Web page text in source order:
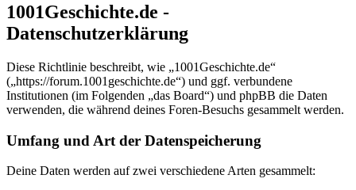
1001Geschichte.de -
Datenschutzerklärung
Diese Richtlinie beschreibt, wie „1001Geschichte.de“
(„https://forum.1001geschichte.de“) und ggf. verbundene
Institutionen (im Folgenden „das Board“) und phpBB die Daten
verwenden, die während deines Foren-Besuchs gesammelt werden.
Umfang und Art der Datenspeicherung
Deine Daten werden auf zwei verschiedene Arten gesammelt: